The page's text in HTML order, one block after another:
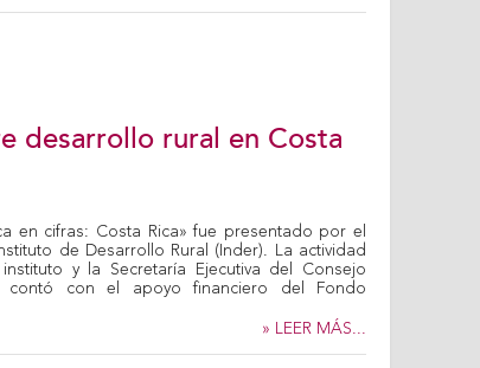
desarrollo rural en Costa
en cifras: Costa Rica» fue presentado por el
de Desarrollo Rural (Inder). La actividad
y la Secretaría Ejecutiva del Consejo
contó con el apoyo financiero del Fondo
» LEER MÁS...